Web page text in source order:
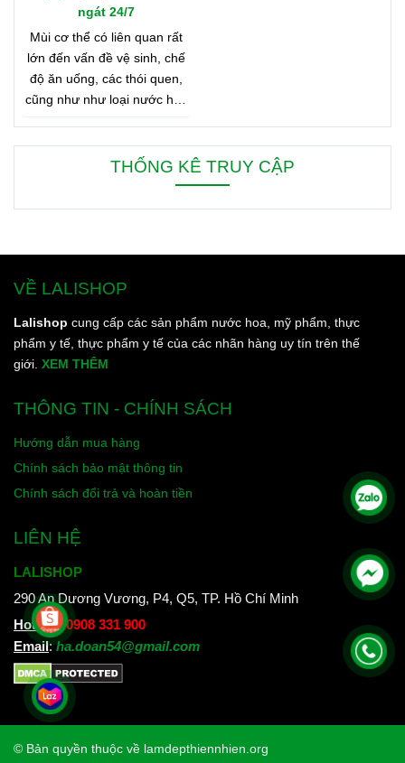
ngát 24/7
Mùi cơ thể có liên quan rất
lớn đến vấn đề vệ sinh, chế
độ ăn uống, các thói quen,
cũng như như loại nước hoa
cơ thể thơm ngát từ sáng
đến tối, từ đầu đến chân.
THỐNG KÊ TRUY CẬP
VỀ LALISHOP
Lalishop cung cấp các sản phẩm nước hoa, mỹ phẩm, thực
phẩm y tế, thực phẩm y tế của các nhãn hàng uy tín trên thế
giới. XEM THÊM
THÔNG TIN - CHÍNH SÁCH
Hướng dẫn mua hàng
Chính sách bảo mật thông tin
Chính sách đổi trả và hoàn tiền
LIÊN HỆ
LALISHOP
290 An Dương Vương, P4, Q5, TP. Hồ Chí Minh
Hotline: 0908 331 900
Email:ha.doan54@gmail.com
© Bản quyền thuộc về lamdepthiennhien.org